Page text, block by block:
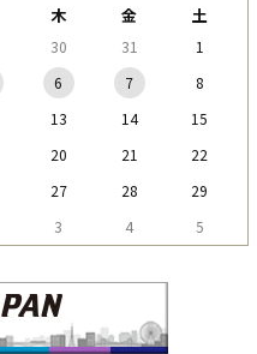
木 金 土
30 31
1
6 7
8
13 14
15
20 21
22
27 28
29
3 4 5